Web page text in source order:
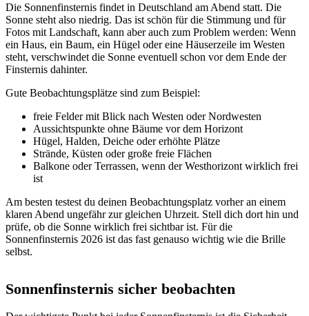
Die Sonnenfinsternis findet in Deutschland am Abend statt. Die
Sonne steht also niedrig. Das ist schön für die Stimmung und für
Fotos mit Landschaft, kann aber auch zum Problem werden: Wenn
ein Haus, ein Baum, ein Hügel oder eine Häuserzeile im Westen
steht, verschwindet die Sonne eventuell schon vor dem Ende der
Finsternis dahinter.
Gute Beobachtungsplätze sind zum Beispiel:
freie Felder mit Blick nach Westen oder Nordwesten
Aussichtspunkte ohne Bäume vor dem Horizont
Hügel, Halden, Deiche oder erhöhte Plätze
Strände, Küsten oder große freie Flächen
Balkone oder Terrassen, wenn der Westhorizont wirklich frei
ist
Am besten testest du deinen Beobachtungsplatz vorher an einem
klaren Abend ungefähr zur gleichen Uhrzeit. Stell dich dort hin und
prüfe, ob die Sonne wirklich frei sichtbar ist. Für die
Sonnenfinsternis 2026 ist das fast genauso wichtig wie die Brille
selbst.
Sonnenfinsternis sicher beobachten